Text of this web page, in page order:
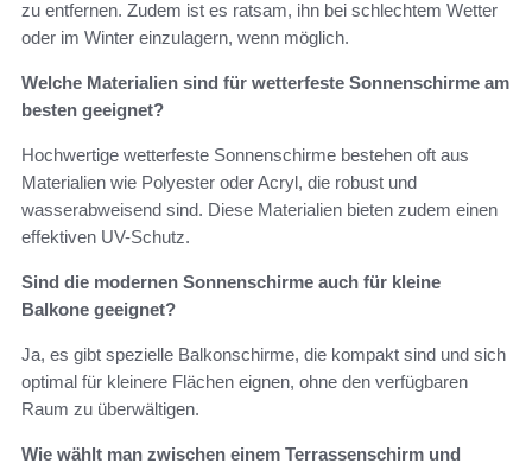
zu entfernen. Zudem ist es ratsam, ihn bei schlechtem Wetter
oder im Winter einzulagern, wenn möglich.
Welche Materialien sind für wetterfeste Sonnenschirme am
besten geeignet?
Hochwertige wetterfeste Sonnenschirme bestehen oft aus
Materialien wie Polyester oder Acryl, die robust und
wasserabweisend sind. Diese Materialien bieten zudem einen
effektiven UV-Schutz.
Sind die modernen Sonnenschirme auch für kleine
Balkone geeignet?
Ja, es gibt spezielle Balkonschirme, die kompakt sind und sich
optimal für kleinere Flächen eignen, ohne den verfügbaren
Raum zu überwältigen.
Wie wählt man zwischen einem Terrassenschirm und